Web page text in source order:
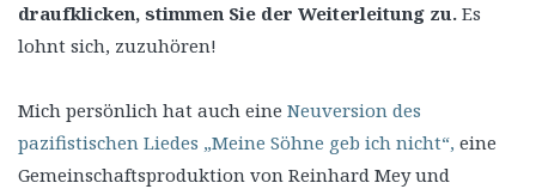
draufklicken, stimmen Sie der Weiterleitung zu. Es
lohnt sich, zuzuhören!
Mich persönlich hat auch eine Neuversion des
pazifistischen Liedes „Meine Söhne geb ich nicht“, eine
Gemeinschaftsproduktion von Reinhard Mey und